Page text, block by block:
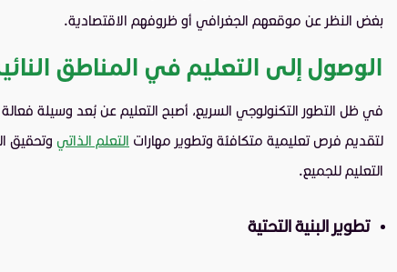
بغض النظر عن موقعهم الجغرافي أو ظروفهم الاقتصادية.
الوصول إلى التعليم في المناطق
في ظل التطور التكنولوجي السريع، أصبح التعليم عن بُعد وسيلة
لتقديم فرص تعليمية متكافئة وتطوير مهارات التعلم الذاتي وتحقيق
التعليم للجميع.
تطوير البنية التحتية